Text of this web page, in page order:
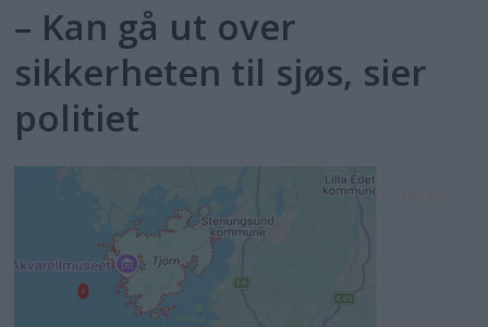
– Kan gå ut over
sikkerheten til sjøs, sier
politiet